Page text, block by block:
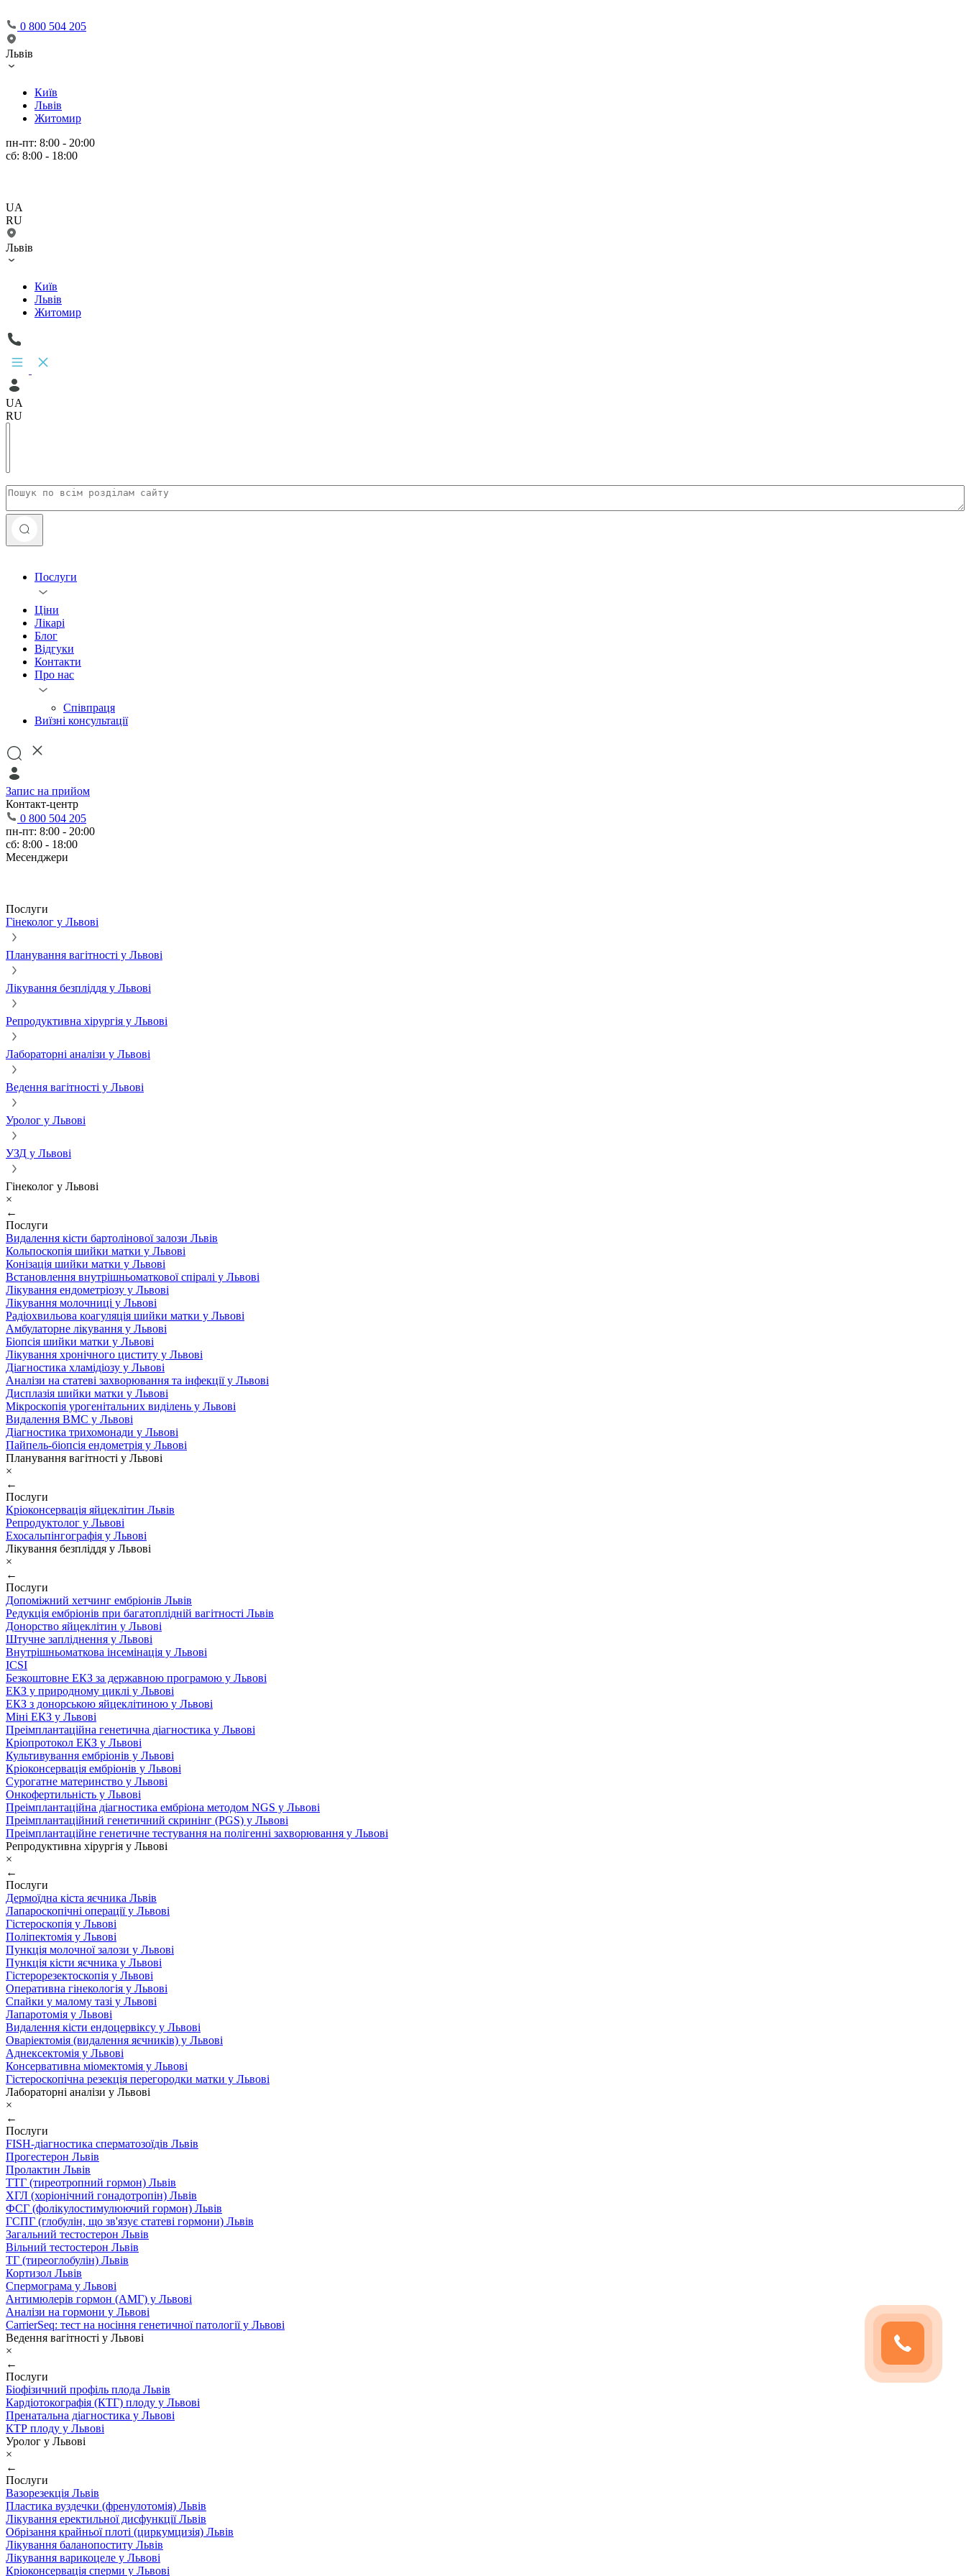
0 800 504 205
Львів
Київ
Львів
Житомир
пн-пт: 8:00 - 20:00
сб: 8:00 - 18:00
UA
RU
Львів
Київ
Львів
Житомир
UA
RU
Послуги
Ціни
Лікарі
Блог
Відгуки
Контакти
Про нас
Співпраця
Виїзні консультації
Запис на прийом
Контакт-центр
0 800 504 205
пн-пт: 8:00 - 20:00
сб: 8:00 - 18:00
Месенджери
Послуги
Гінеколог у Львові
Планування вагітності у Львові
Лікування безпліддя у Львові
Репродуктивна хірургія у Львові
Лабораторні аналізи у Львові
Ведення вагітності у Львові
Уролог у Львові
УЗД у Львові
Гінеколог у Львові
×
←
Послуги
Видалення кісти бартолінової залози Львів
Кольпоскопія шийки матки у Львові
Конізація шийки матки у Львові
Встановлення внутрішньоматкової спіралі у Львові
Лікування ендометріозу у Львові
Лікування молочниці у Львові
Радіохвильова коагуляція шийки матки у Львові
Амбулаторне лікування у Львові
Біопсія шийки матки у Львові
Лікування хронічного циститу у Львові
Діагностика хламідіозу у Львові
Аналізи на статеві захворювання та інфекції у Львові
Дисплазія шийки матки у Львові
Мікроскопія урогенітальних виділень у Львові
Видалення ВМС у Львові
Діагностика трихомонади у Львові
Пайпель-біопсія ендометрія у Львові
Планування вагітності у Львові
×
←
Послуги
Кріоконсервація яйцеклітин Львів
Репродуктолог у Львові
Ехосальпінгографія у Львові
Лікування безпліддя у Львові
×
←
Послуги
Допоміжний хетчинг ембріонів Львів
Редукція ембріонів при багатоплідній вагітності Львів
Донорство яйцеклітин у Львові
Штучне запліднення у Львові
Внутрішньоматкова інсемінація у Львові
ICSI
Безкоштовне ЕКЗ за державною програмою у Львові
ЕКЗ у природному циклі у Львові
ЕКЗ з донорською яйцеклітиною у Львові
Міні ЕКЗ у Львові
Преімплантаційна генетична діагностика у Львові
Кріопротокол ЕКЗ у Львові
Культивування ембріонів у Львові
Кріоконсервація ембріонів у Львові
Сурогатне материнство у Львові
Онкофертильність у Львові
Преімплантаційна діагностика ембріона методом NGS у Львові
Преімплантаційний генетичний скринінг (PGS) у Львові
Преімплантаційне генетичне тестування на полігенні захворювання у Львові
Репродуктивна хірургія у Львові
×
←
Послуги
Дермоїдна кіста яєчника Львів
Лапароскопічні операції у Львові
Гістероскопія у Львові
Поліпектомія у Львові
Пункція молочної залози у Львові
Пункція кісти яєчника у Львові
Гістерорезектоскопія у Львові
Оперативна гінекологія у Львові
Спайки у малому тазі у Львові
Лапаротомія у Львові
Видалення кісти ендоцервіксу у Львові
Оваріектомія (видалення яєчників) у Львові
Аднексектомія у Львові
Консервативна міомектомія у Львові
Гістероскопічна резекція перегородки матки у Львові
Лабораторні аналізи у Львові
×
←
Послуги
FISH-діагностика сперматозоїдів Львів
Прогестерон Львів
Пролактин Львів
ТТГ (тиреотропний гормон) Львів
ХГЛ (хоріонічний гонадотропін) Львів
ФСГ (фолікулостимулюючий гормон) Львів
ГСПГ (глобулін, що зв'язує статеві гормони) Львів
Загальний тестостерон Львів
Вільний тестостерон Львів
ТГ (тиреоглобулін) Львів
Кортизол Львів
Спермограма у Львові
Антимюлерів гормон (АМГ) у Львові
Аналізи на гормони у Львові
CarrierSeq: тест на носіння генетичної патології у Львові
Ведення вагітності у Львові
×
←
Послуги
Біофізичний профіль плода Львів
Кардіотокографія (КТГ) плоду у Львові
Пренатальна діагностика у Львові
КТР плоду у Львові
Уролог у Львові
×
←
Послуги
Вазорезекція Львів
Пластика вуздечки (френулотомія) Львів
Лікування еректильної дисфункції Львів
Обрізання крайньої плоті (циркумцизія) Львів
Лікування баланопоститу Львів
Лікування варикоцеле у Львові
Кріоконсервація сперми у Львові